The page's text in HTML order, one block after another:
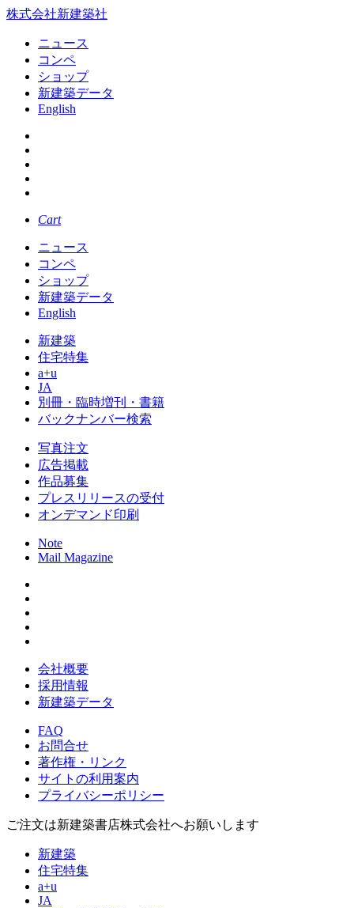
株式会社新建築社
ニュース
コンペ
ショップ
新建築データ
English
Cart
ニュース
コンペ
ショップ
新建築データ
English
新建築
住宅特集
a+u
JA
別冊・臨時増刊・書籍
バックナンバー検索
写真注文
広告掲載
作品募集
プレスリリースの受付
オンデマンド印刷
Note
Mail Magazine
会社概要
採用情報
新建築データ
FAQ
お問合せ
著作権・リンク
サイトの利用案内
プライバシーポリシー
ご注文は新建築書店株式会社へお願いします
新建築
住宅特集
a+u
JA